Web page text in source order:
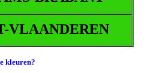
VLAANDEREN
kleuren?